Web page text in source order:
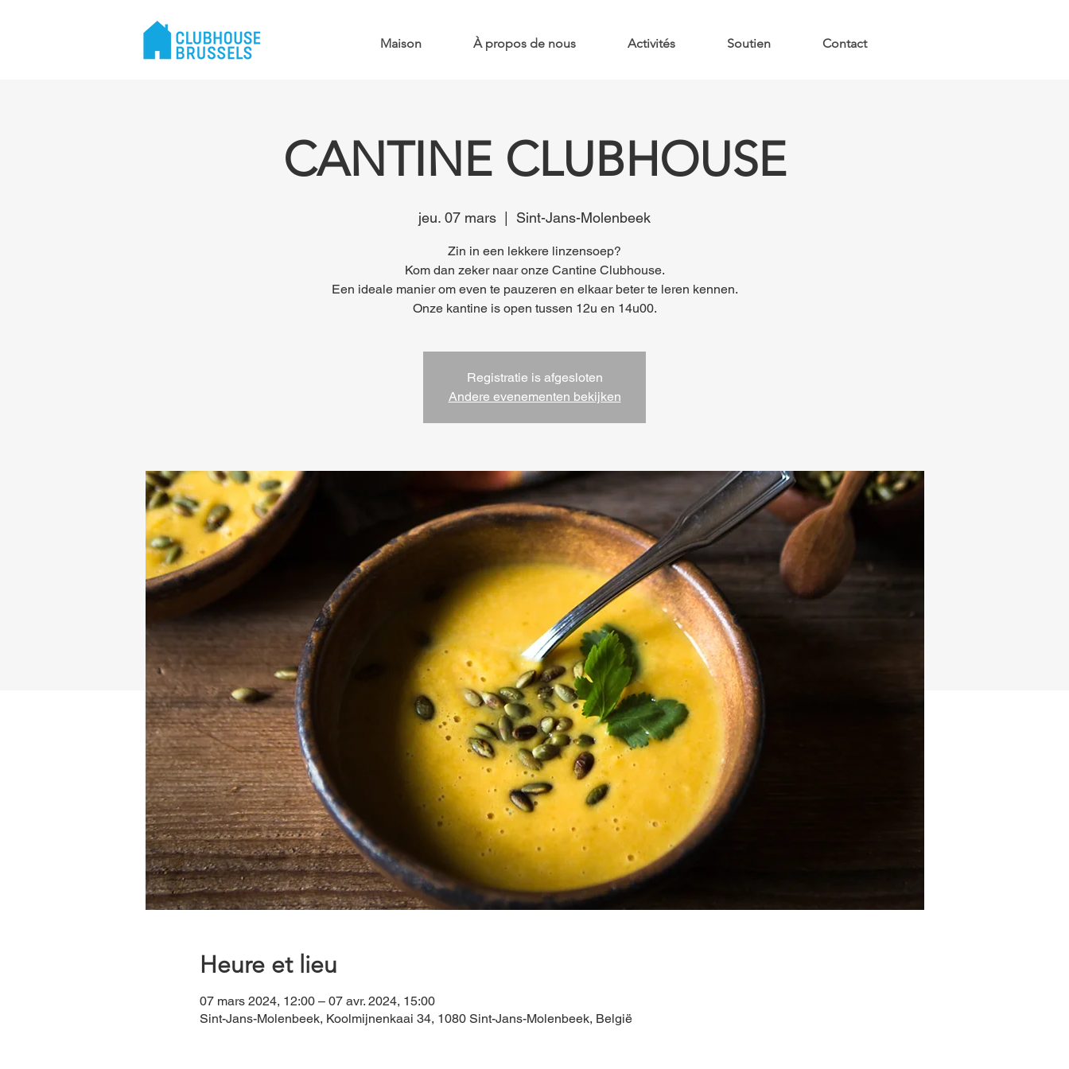
Maison À propos de nous Activités Soutien Contact
CANTINE CLUBHOUSE
jeu. 07 mars Sint-Jans-Molenbeek
Zin in een lekkere linzensoep?
Kom dan zeker naar onze Cantine Clubhouse.
Een ideale manier om even te pauzeren en elkaar beter te leren kennen.
Onze kantine is open tussen 12u en 14u00.
Registratie is afgesloten
Andere evenementen bekijken
Heure et lieu
07 mars 2024, 12:00 – 07 avr. 2024, 15:00
Sint-Jans-Molenbeek, Koolmijnenkaai 34, 1080 Sint-Jans-Molenbeek, België